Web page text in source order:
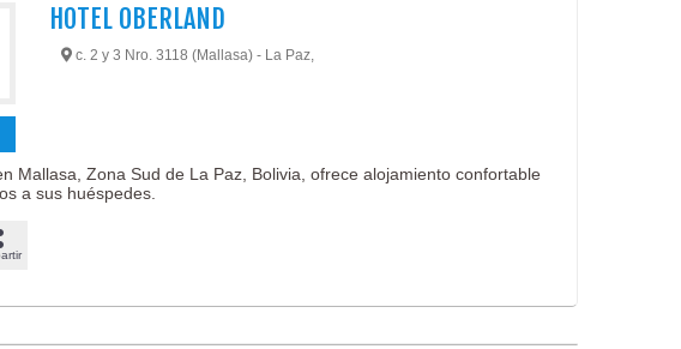
HOTEL OBERLAND
c. 2 y 3 Nro. 3118 (Mallasa) - La Paz,
Mallasa, Zona Sud de La Paz, Bolivia, ofrece alojamiento confortable
a sus huéspedes.